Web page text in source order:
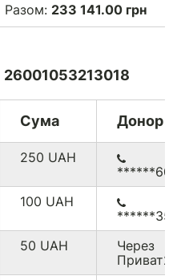
Разом: 233 141.00 грн
26001053213018
Сума Донор
250 UAH
100 UAH
50 UAH
Через